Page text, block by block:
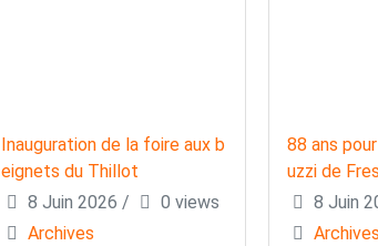
Inauguration de la foire aux b
eignets du Thillot
8 Juin 2026 /
0 views
Archives
88 ans
uzzi de
8 Juin
Archives